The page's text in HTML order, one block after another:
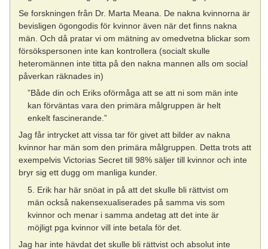
Se forskningen från Dr. Marta Meana. De nakna kvinnorna är
bevisligen ögongodis för kvinnor även när det finns nakna
män. Och då pratar vi om mätning av omedvetna blickar som
försökspersonen inte kan kontrollera (socialt skulle
heteromännen inte titta på den nakna mannen alls om social
påverkan räknades in)
”Både din och Eriks oförmåga att se att ni som män inte
kan förväntas vara den primära målgruppen är helt
enkelt fascinerande.”
Jag får intrycket att vissa tar för givet att bilder av nakna
kvinnor har män som den primära målgruppen. Detta trots att
exempelvis Victorias Secret till 98% säljer till kvinnor och inte
bryr sig ett dugg om manliga kunder.
5. Erik har här snöat in på att det skulle bli rättvist om
män också nakensexualiserades på samma vis som
kvinnor och menar i samma andetag att det inte är
möjligt pga kvinnor vill inte betala för det.
Jag har inte hävdat det skulle bli rättvist och absolut inte